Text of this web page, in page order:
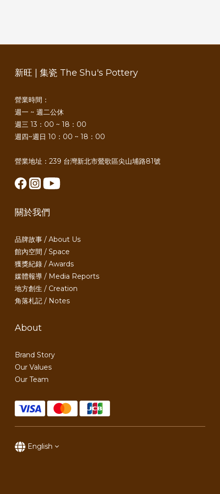
新旺 | 集瓷 The Shu's Pottery
營業時間：
週一 ~ 週二公休
週三 13：00 ~ 18：00
週四~週日 10：00 ~ 18：00
營業地址：239 台灣新北市鶯歌區尖山埔路81號
關於我們
品牌故事 / About Us
館內空間 / Space
獲獎紀錄 / Awards
媒體報導 / Media Reports
地方創生 / Creation
角落札記 / Notes
About
Brand Story
Our Values
Our Team
English